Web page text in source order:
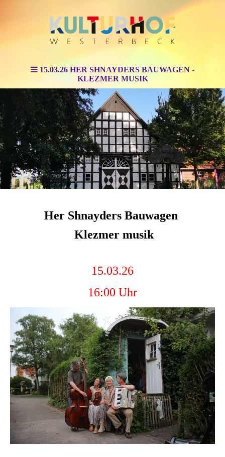
15.03.26 HER SHNAYDERS BAUWAGEN -
KLEZMER MUSIK
Her Shnayders Bauwagen
Klezmer musik
15.03.26
16:00 Uhr